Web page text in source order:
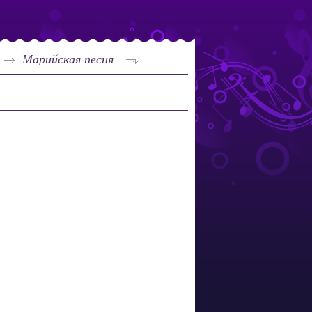
Марийская песня